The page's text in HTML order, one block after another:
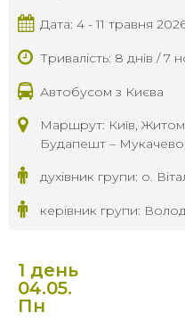
Дата: 4 - 11 травня
Тривалість: 8 днів / 7
Автобусом з Києва
Маршрут: Київ,
Будапешт –
духівник групи: о.
керівник групи:
1 день
04.05.
Пн